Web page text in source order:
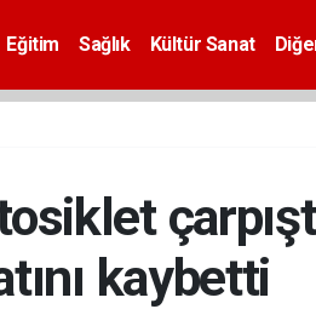
Eğitim Sağlık Kültür Sanat
kaybetti